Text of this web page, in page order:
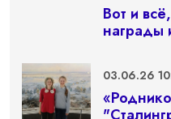
Вот и
награды
03.06.26